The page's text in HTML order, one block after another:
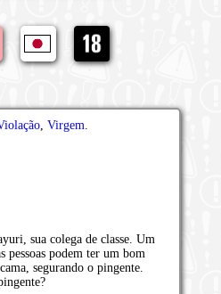
, Virgem.
sua colega de classe. Um
pessoas podem ter um bom
segurando o pingente.